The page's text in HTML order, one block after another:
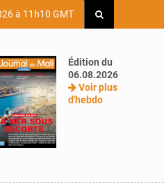
à 11h10 GMT
Édition du
06.08.2026
Voir plus
d'hebdo